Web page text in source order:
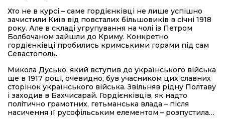
Хто не в курсі – саме гордієнківці не лише успішно
зачистили Київ від повсталих більшовиків в січні 1918
року. Але в складі угрупування на чолі із Петром
Болбочаном зайшли до Криму. Конкретно
гордієнківці пробились кримськими горами під сам
Севастополь.
Микола Дусько, який вступив до українського війська
ще в 1917 році, очевидно, був учасником цих славних
сторінок українського війська. Звільняв рідну Полтаву
і заходив в Бахчисарай. Гордієнківців, як надто
політично грамотних, гетьманська влада – після
насичення її русофільським елементом – розпустила…